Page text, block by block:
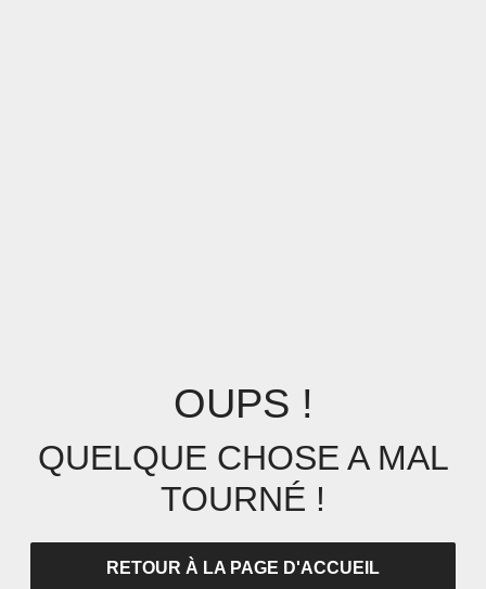
OUPS !
QUELQUE CHOSE A MAL
TOURNÉ !
RETOUR À LA PAGE D'ACCUEIL